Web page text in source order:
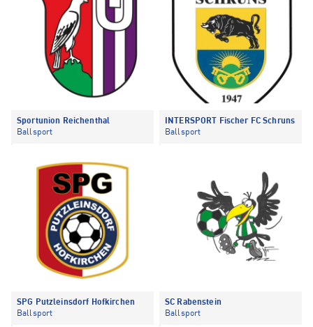
Sportunion Reichenthal
Ballsport
INTERSPORT Fischer FC Schruns
Ballsport
SPG Putzleinsdorf Hofkirchen
Ballsport
SC Rabenstein
Ballsport